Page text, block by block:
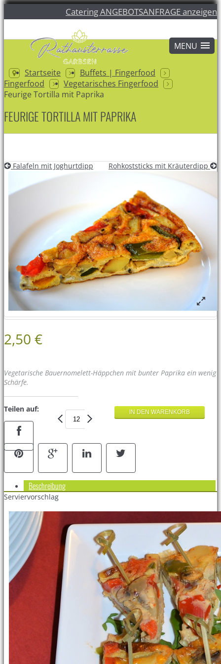
Catering ANGEBOTSANFRAGE anzeigen
Startseite
Buffets | Fingerfood
Fingerfood
Vegetarisches Fingerfood
Feurige Tortilla mit Paprika
FEURIGE TORTILLA MIT PAPRIKA
Falafeln mit Joghurtdipp Rohkoststicks mit Kräuterdipp
2,50 €
Vegetarische Bauernomelett-Häppchen mit bunter Paprika ein wenig
Schärfe.
Teilen auf:
Beschreibung
Serviervorschlag